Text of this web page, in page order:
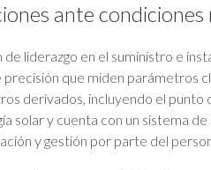
ante
liderazgo en el suministro e
precisión que miden
derivados, incluyendo el
solar y cuenta con un sistema
y gestión por parte del